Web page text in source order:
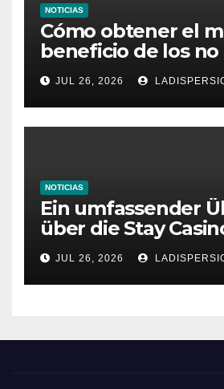
NOTICIAS
Cómo obtener el
beneficio de los
bonus codes de
JUL 26, 2026
NOTICIAS
Ein umfassender
über die Stay
Bonusbedingungen
JUL 26, 2026